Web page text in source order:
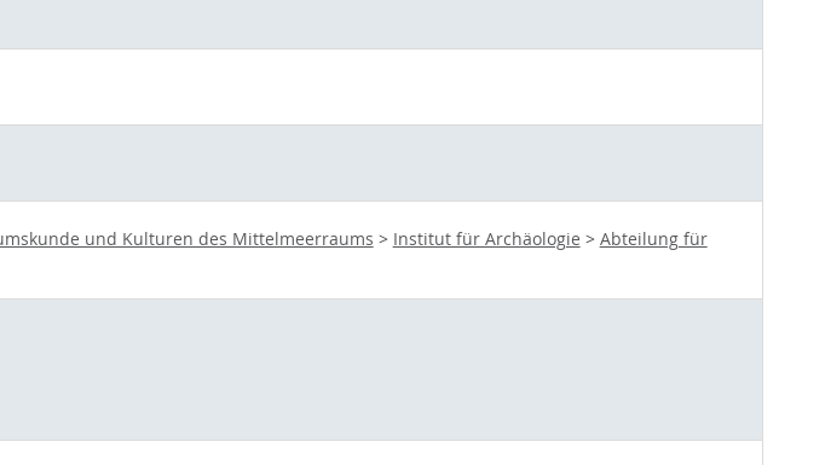
und Kulturen des Mittelmeerraums > Institut für Archäologie > Abteilung für